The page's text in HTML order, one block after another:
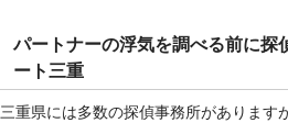
パートナーの浮気を調べる前に探
ート三重
三重県には多数の探偵事務所があります